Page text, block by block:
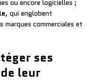
ou encore logicielles ;
, qui englobent
marques commerciales et
ses
leur